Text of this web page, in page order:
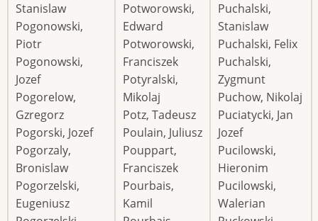
Stanislaw
Pogonowski,
Piotr
Pogonowski,
Jozef
Pogorelow,
Gzregorz
Pogorski, Jozef
Pogorzaly,
Bronislaw
Pogorzelski,
Eugeniusz
Potworowski,
Edward
Potworowski,
Franciszek
Potyralski,
Mikolaj
Potz, Tadeusz
Poulain, Juliusz
Pouppart,
Franciszek
Pourbais,
Kamil
Puchalski,
Stanislaw
Puchalski, Felix
Puchalski,
Zygmunt
Puchow, Nikolaj
Puciatycki, Jan
Jozef
Pucilowski,
Hieronim
Pucilowski,
Walerian